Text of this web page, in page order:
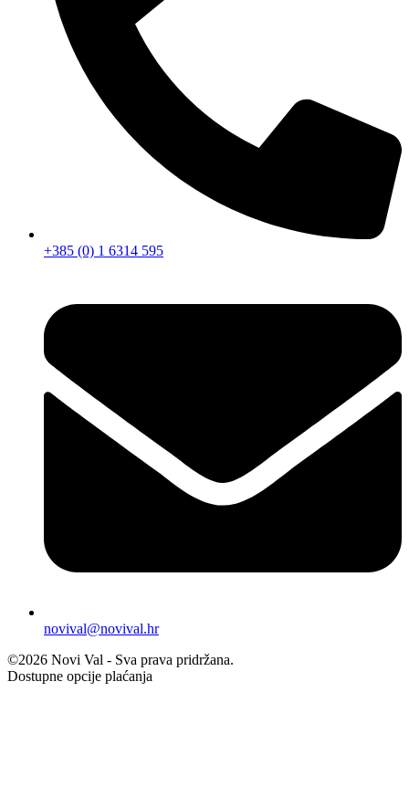
+385 (0) 1 6314 595
novival@novival.hr
©2026 Novi Val - Sva prava pridržana.
Dostupne opcije plaćanja